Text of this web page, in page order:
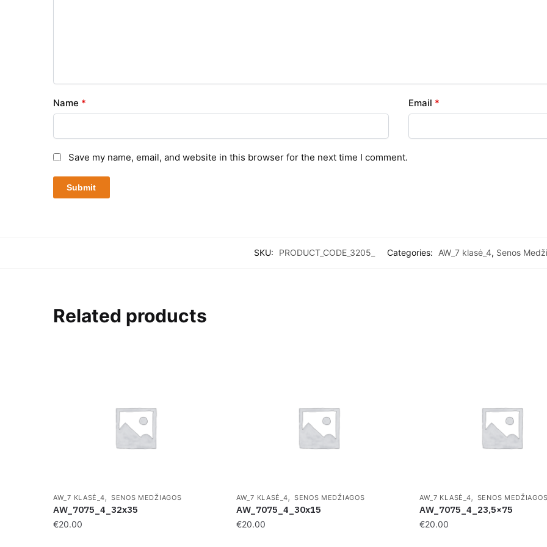
Name * Email *
Save my name, email, and website in this browser for the next time I comment.
SKU: PRODUCT_CODE_3205_ Categories: AW_7 klasė_4, Senos
Related products
AW_7 KLASĖ_4, SENOS MEDŽIAGOS
AW_7075_4_32x35
€20.00
AW_7 KLASĖ_4, SENOS MEDŽIAGOS
AW_7075_4_30x15
€20.00
AW_7 KLASĖ_4, SENOS MEDŽIAGOS
AW_7075_4_23,5×75
€20.00